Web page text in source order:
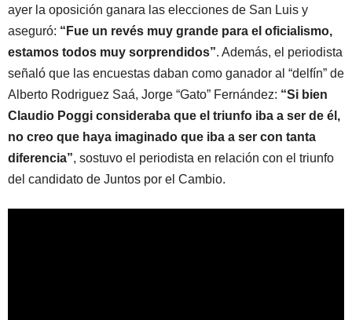
ayer la oposición ganara las elecciones de San Luis y
aseguró: “Fue un revés muy grande para el oficialismo,
estamos todos muy sorprendidos”. Además, el periodista
señaló que las encuestas daban como ganador al “delfín” de
Alberto Rodriguez Saá, Jorge “Gato” Fernández: “Si bien
Claudio Poggi consideraba que el triunfo iba a ser de él,
no creo que haya imaginado que iba a ser con tanta
diferencia”, sostuvo el periodista en relación con el triunfo
del candidato de Juntos por el Cambio.